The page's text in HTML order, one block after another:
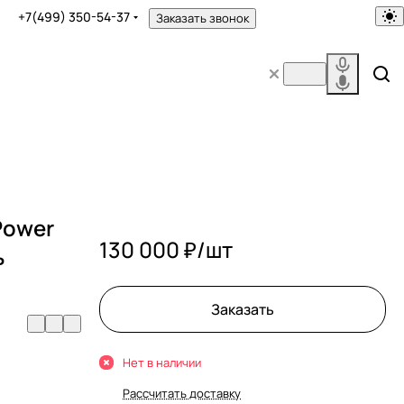
+7(499) 350-54-37 Заказать звонок
130 000 ₽/шт
Заказать
Нет в наличии
Рассчитать доставку